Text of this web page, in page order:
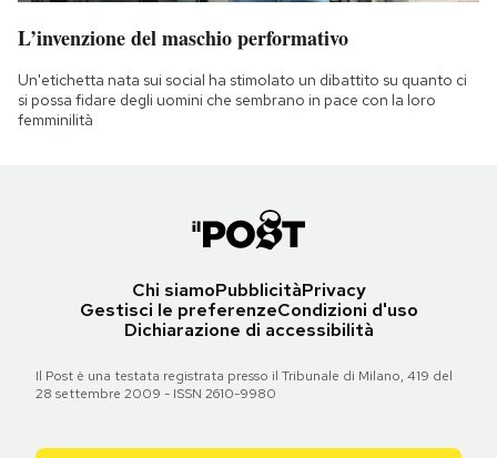
L’invenzione del maschio performativo
Un'etichetta nata sui social ha stimolato un dibattito su quanto ci
si possa fidare degli uomini che sembrano in pace con la loro
femminilità
Chi siamoPubblicitàPrivacy
Gestisci le preferenzeCondizioni d'uso
Dichiarazione di accessibilità
Il Post è una testata registrata presso il Tribunale di Milano, 419 del
28 settembre 2009 - ISSN 2610-9980